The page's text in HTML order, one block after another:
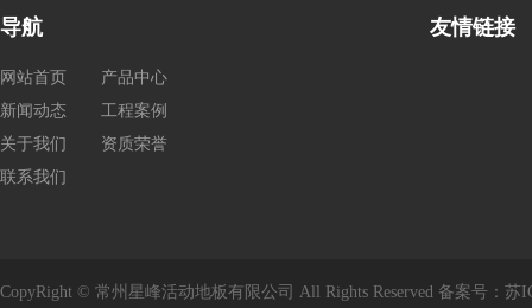
导航
网站首页
产品中心
新闻动态
工程案例
关于我们
资质荣誉
联系我们
友情链接
CopyRight © 常州星峰活动地板有限公司 All Rights Reserved 备案号： 苏